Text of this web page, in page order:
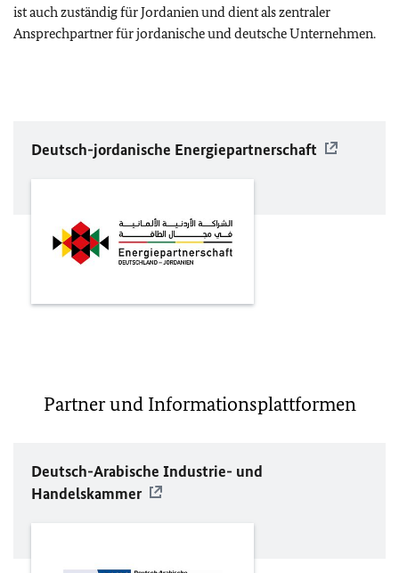
ist auch zuständig für Jordanien und dient als zentraler
Ansprechpartner für jordanische und deutsche Unternehmen.
Deutsch-jordanische Energiepartnerschaft
Partner und Informationsplattformen
Deutsch-Arabische Industrie- und
Handelskammer